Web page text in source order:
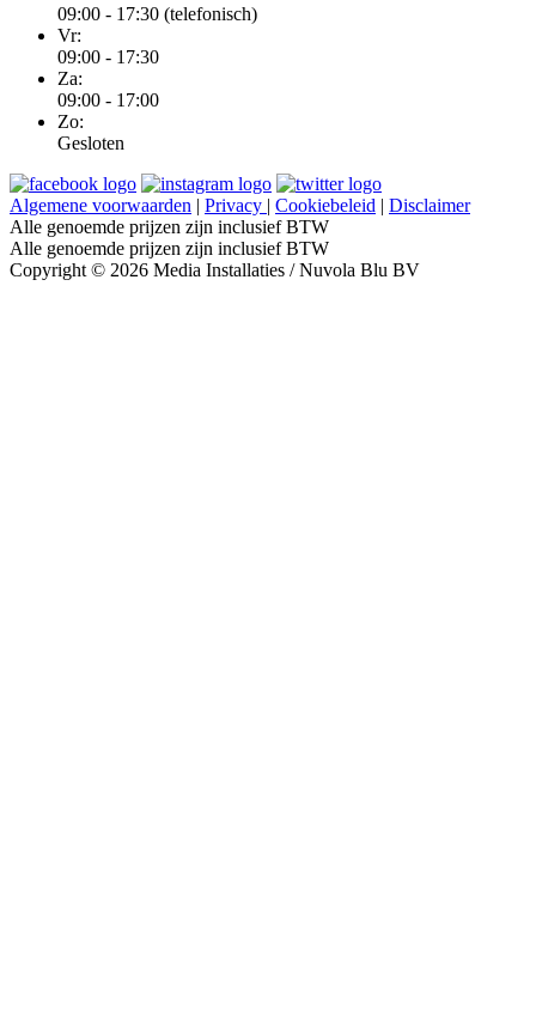
09:00 - 17:30 (telefonisch)
Vr:
09:00 - 17:30
Za:
09:00 - 17:00
Zo:
Gesloten
Algemene voorwaarden | Privacy | Cookiebeleid | Disclaimer
Alle genoemde prijzen zijn inclusief BTW
Alle genoemde prijzen zijn inclusief BTW
Copyright © 2026 Media Installaties / Nuvola Blu BV